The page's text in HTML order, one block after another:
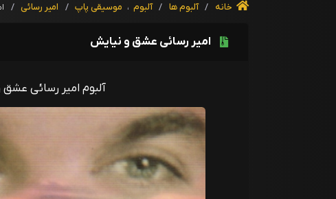
خانه / آلبوم ها / آلبوم ، موسیقی پاپ / امیر رسائی /
امیر رسائی عشق و نیایش
آلبوم امیر رسائی